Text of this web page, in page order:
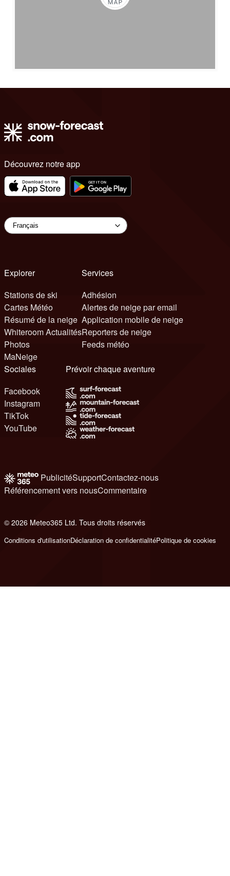
Découvrez notre app
Explorer
Stations de ski
Cartes Météo
Résumé de la neige
Whiteroom Actualités
Photos
MaNeige
Services
Adhésion
Alertes de neige par email
Application mobile de neige
Reporters de neige
Feeds météo
Sociales
Facebook
Instagram
TikTok
YouTube
Prévoir chaque aventure
PublicitéSupportContactez-nous
Référencement vers nousCommentaire
© 2026 Meteo365 Ltd. Tous droits réservés
Conditions d'utilisationDéclaration de confidentialitéPolitique de cookies